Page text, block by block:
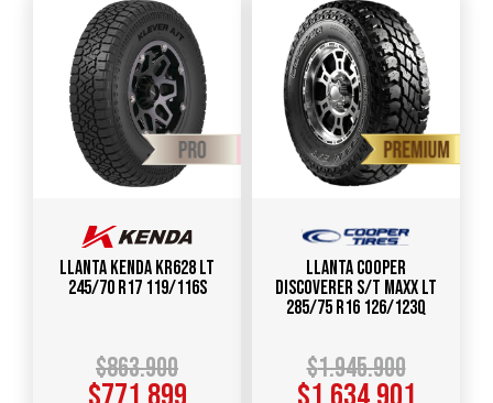
Llanta KENDA KR628 LT
245/70 R17 119/116S
$863.900
Llanta COOPER
DISCOVERER S/T MAXX LT
285/75 R16 126/123Q
$1.945.900